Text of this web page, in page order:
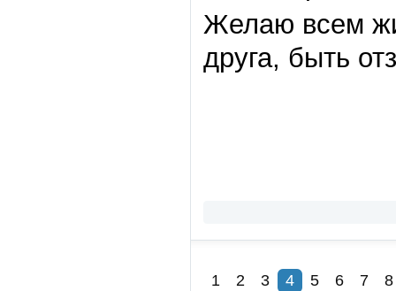
Желаю всем
друга, быть
1 2 3 4 5 6 7 8